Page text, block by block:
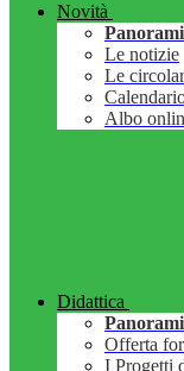
Novità
Le notizie
Le
Albo
Didattica
Offerta
I Progetti